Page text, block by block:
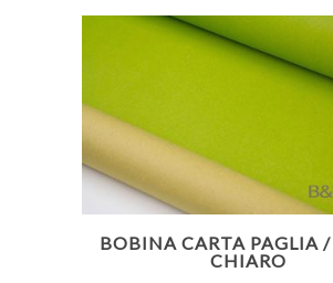
BOBINA CARTA PAGLIA /
CHIARO